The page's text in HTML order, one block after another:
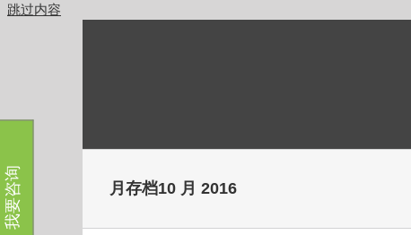
跳过内容
月存档10 月 2016
我要咨询